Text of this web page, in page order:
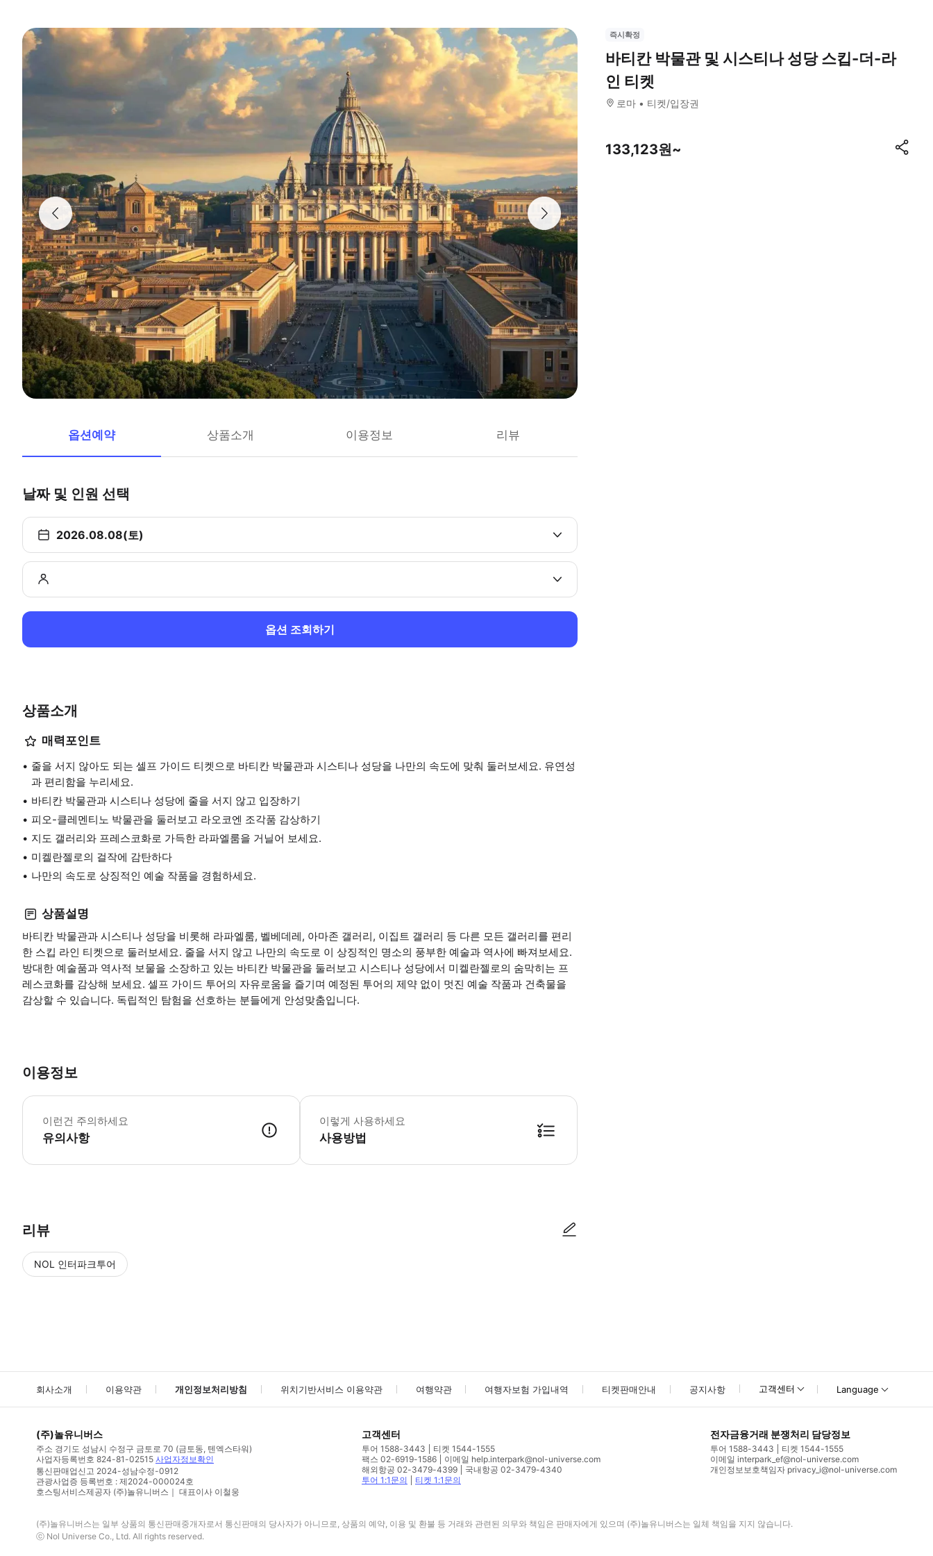
옵션예약 상품소개 이용정보 리뷰
날짜 및 인원 선택
2026.08.08(토)
옵션 조회하기
상품소개
매력포인트
줄을 서지 않아도 되는 셀프 가이드 티켓으로 바티칸 박물관과 시스티나 성당을 나만의 속도에 맞춰 둘러보세요. 유연성
과 편리함을 누리세요.
바티칸 박물관과 시스티나 성당에 줄을 서지 않고 입장하기
피오-클레멘티노 박물관을 둘러보고 라오코엔 조각품 감상하기
지도 갤러리와 프레스코화로 가득한 라파엘룸을 거닐어 보세요.
미켈란젤로의 걸작에 감탄하다
나만의 속도로 상징적인 예술 작품을 경험하세요.
상품설명
바티칸 박물관과 시스티나 성당을 비롯해 라파엘룸, 벨베데레, 아마존 갤러리, 이집트 갤러리 등 다른 모든 갤러리를 편리
한 스킵 라인 티켓으로 둘러보세요. 줄을 서지 않고 나만의 속도로 이 상징적인 명소의 풍부한 예술과 역사에 빠져보세요.
방대한 예술품과 역사적 보물을 소장하고 있는 바티칸 박물관을 둘러보고 시스티나 성당에서 미켈란젤로의 숨막히는 프
레스코화를 감상해 보세요. 셀프 가이드 투어의 자유로움을 즐기며 예정된 투어의 제약 없이 멋진 예술 작품과 건축물을
감상할 수 있습니다. 독립적인 탐험을 선호하는 분들에게 안성맞춤입니다.
이용정보
이런건 주의하세요
유의사항
보안: 모든 입장객은 공항식 보안 검사를 거쳐야 합니다. 보안 검색대에서 최대 10분 정도 기다려야 할 수 있습니다. 장애 정도가 60% 이상인 장애인은 동
이렇게 사용하세요
사용방법
리뷰
NOL 인터파크투어
즉시확정
바티칸 박물관 및 시스티나 성당 스킵-더-라
인 티켓
로마 티켓/입장권
133,123원~
회사소개 이용약관 개인정보처리방침 위치기반서비스 이용약관 여행약관 여행자보험 가입내역 티켓판매안내 공지사항 고객센터 Language
(주)놀유니버스
주소 경기도 성남시 수정구 금토로 70 (금토동, 텐엑스타워)
사업자등록번호 824-81-02515 사업자정보확인
통신판매업신고 2024-성남수정-0912
관광사업증 등록번호 : 제2024-000024호
호스팅서비스제공자 (주)놀유니버스｜ 대표이사 이철웅
고객센터
투어 1588-3443
티켓 1544-1555
팩스 02-6919-1586
이메일 help.interpark@nol-universe.com
해외항공 02-3479-4399
국내항공 02-3479-4340
투어 1:1문의
티켓 1:1문의
전자금융거래 분쟁처리 담당정보
투어 1588-3443
티켓 1544-1555
이메일 interpark_ef@nol-universe.com
개인정보보호책임자 privacy_i@nol-universe.com
(주)놀유니버스는 일부 상품의 통신판매중개자로서 통신판매의 당사자가 아니므로, 상품의 예약, 이용 및 환불 등 거래와 관련된 의무와 책임은 판매자에게 있으며 (주)놀유니버스는 일체 책임을 지지 않습니다.
ⓒ Nol Universe Co., Ltd. All rights reserved.